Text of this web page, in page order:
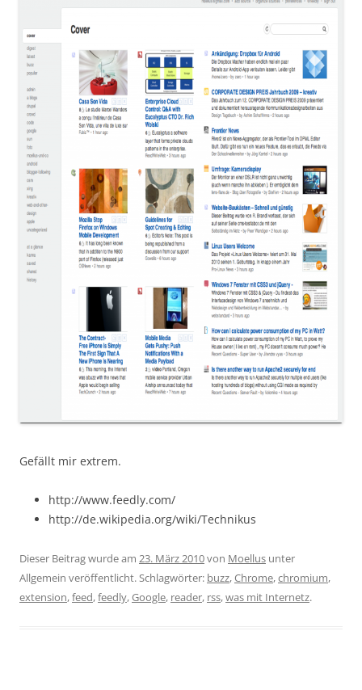
Gefällt mir extrem.
http://www.feedly.com/
http://de.wikipedia.org/wiki/Technikus
Dieser Beitrag wurde am 23. März 2010von Moellus unter
Allgemein veröffentlicht. Schlagwörter: buzz,Chrome,chromium,
extension,feed,feedly,Google, reader, rss,was mit Internetz.